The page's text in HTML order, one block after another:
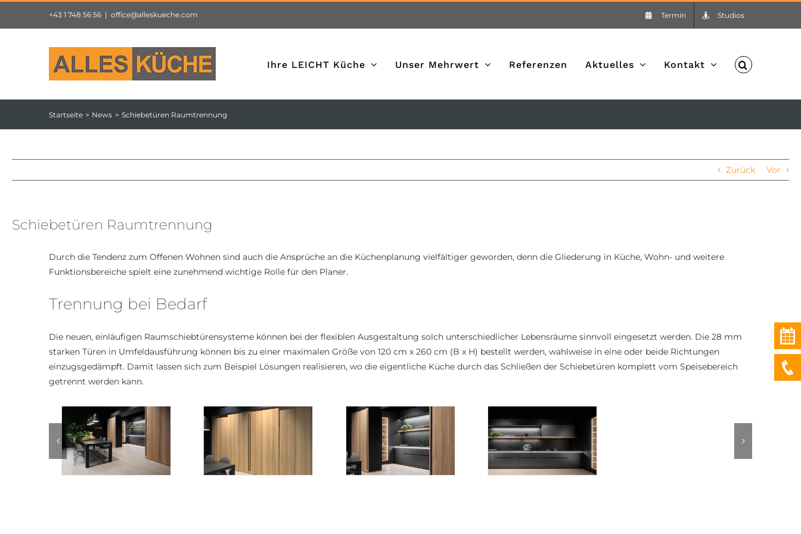
+43 1 748 56 56 | office@alleskueche.com Termin Studios
Ihre LEICHT Küche Unser Mehrwert Referenzen Aktuelles Kontakt
Startseite News Schiebetüren Raumtrennung
Zurück Vor
Schiebetüren Raumtrennung
Durch die Tendenz zum Offenen Wohnen sind auch die Ansprüche an die Küchenplanung vielfältiger geworden, denn die Gliederung in Küche, Wohn- und weitere
Funktionsbereiche spielt eine zunehmend wichtige Rolle für den Planer.
Trennung bei Bedarf
Die neuen, einläufigen Raumschiebtürensysteme können bei der flexiblen Ausgestaltung solch unterschiedlicher Lebensräume sinnvoll eingesetzt werden. Die 28 mm
starken Türen in Umfeldausführung können bis zu einer maximalen Größe von 120 cm x 260 cm (B x H) bestellt werden, wahlweise in eine oder beide Richtungen
einzugsgedämpft. Damit lassen sich zum Beispiel Lösungen realisieren, wo die eigentliche Küche durch das Schließen der Schiebetüren komplett vom Speisebereich
getrennt werden kann.